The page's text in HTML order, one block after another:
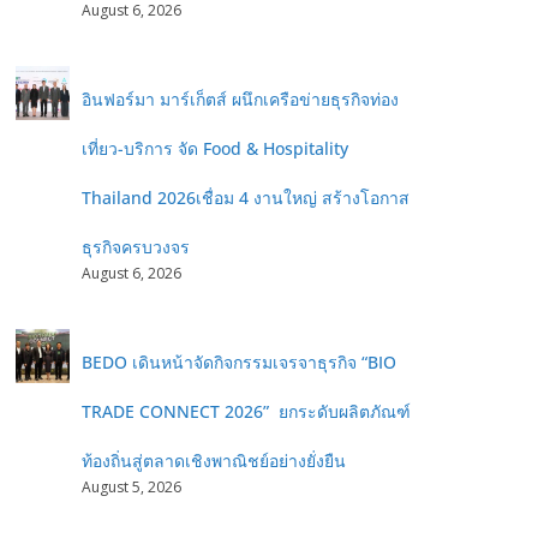
August 6, 2026
อินฟอร์มา มาร์เก็ตส์ ผนึกเครือข่ายธุรกิจท่อง
เที่ยว-บริการ จัด Food & Hospitality
Thailand 2026เชื่อม 4 งานใหญ่ สร้างโอกาส
ธุรกิจครบวงจร
August 6, 2026
BEDO เดินหน้าจัดกิจกรรมเจรจาธุรกิจ “BIO
TRADE CONNECT 2026” ยกระดับผลิตภัณฑ์
ท้องถิ่นสู่ตลาดเชิงพาณิชย์อย่างยั่งยืน
August 5, 2026